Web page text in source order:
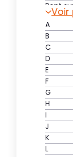
Pont
Voir
A
B
C
D
E
F
G
H
I
J
K
L